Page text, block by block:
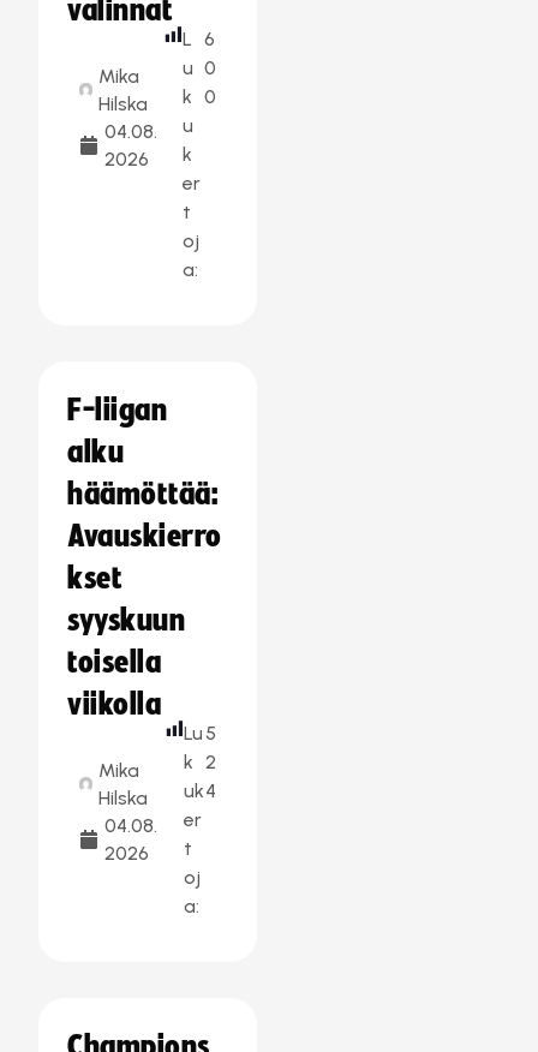
valinnat
Mika
Hilska
04.08.
2026
L
u
k
u
k
er
t
oj
a:
6
0
0
F-liigan
alku
häämöttää:
Avauskierro
kset
syyskuun
toisella
viikolla
Mika
Hilska
04.08.
2026
Lu
k
uk
er
t
oj
a:
5
2
4